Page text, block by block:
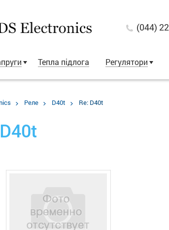
(044)
Тепла підлога Регулятори
Реле D40t Re: D40t